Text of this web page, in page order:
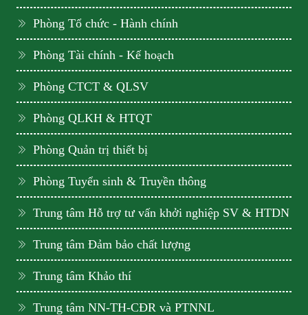
Phòng Tổ chức - Hành chính
Phòng Tài chính - Kế hoạch
Phòng CTCT & QLSV
Phòng QLKH & HTQT
Phòng Quản trị thiết bị
Phòng Tuyển sinh & Truyền thông
Trung tâm Hỗ trợ tư vấn khởi nghiệp SV & HTDN
Trung tâm Đảm bảo chất lượng
Trung tâm Khảo thí
Trung tâm NN-TH-CĐR và PTNNL